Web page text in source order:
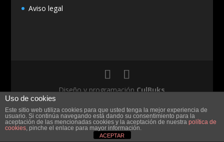
Aviso legal
Diseño y programación CulBuks
Uso de cookies
Este sitio web utiliza cookies para que usted tenga la mejor experiencia de
usuario. Si continúa navegando está dando su consentimiento para la
aceptación de las mencionadas cookies y la aceptación de nuestra política de
cookies, pinche el enlace para mayor información.
ACEPTAR